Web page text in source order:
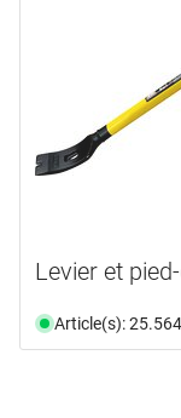
Levier et
Article(s):